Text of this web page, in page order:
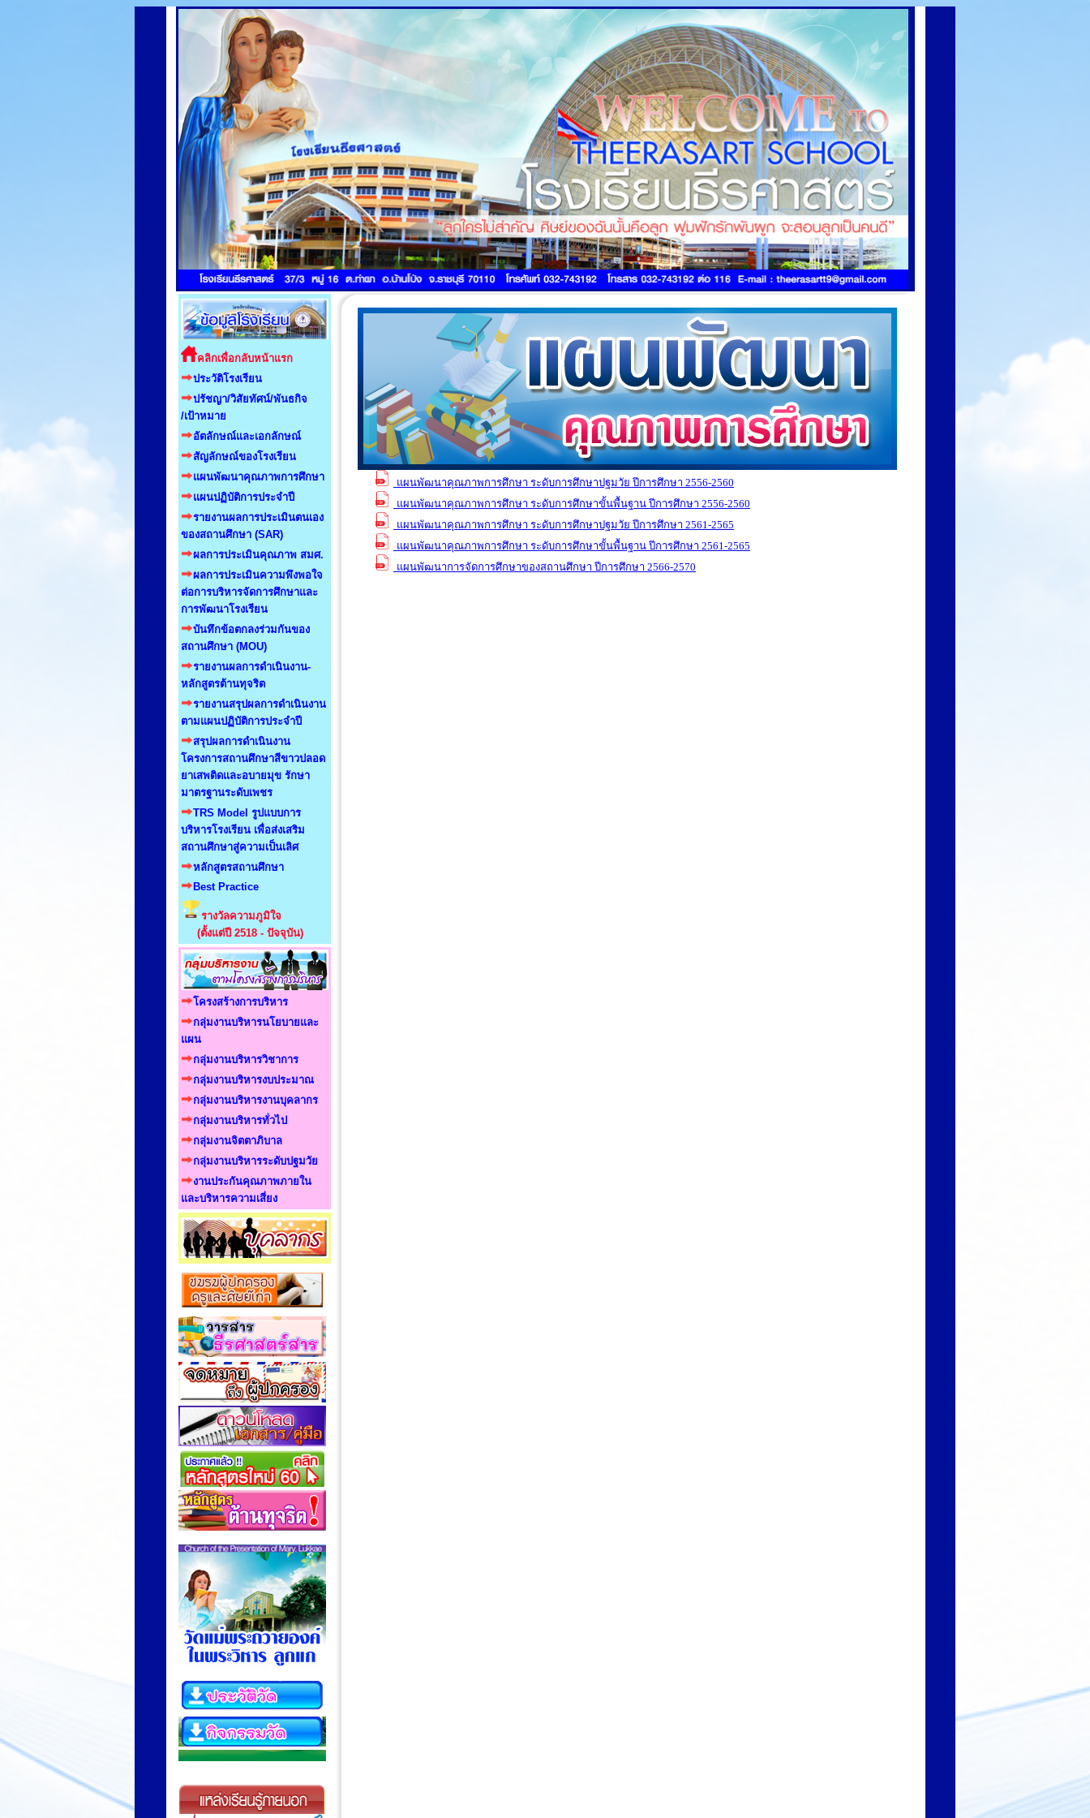
คลิกเพื่อกลับหน้าแรก
ประวัติโรงเรียน
ปรัชญา/วิสัยทัศน์/พันธกิจ
/เป้าหมาย
อัตลักษณ์และเอกลักษณ์
สัญลักษณ์ของโรงเรียน
แผนพัฒนาคุณภาพการศึกษา
แผนปฏิบัติการประจำปี
รายงานผลการประเมินตนเอง
ของสถานศึกษา (SAR)
ผลการประเมินคุณภาพ สมศ.
ผลการประเมินความพึงพอใจ
ต่อการบริหารจัดการศึกษาและ
การพัฒนาโรงเรียน
บันทึกข้อตกลงร่วมกันของ
สถานศึกษา (MOU)
รายงานผลการดำเนินงาน-
หลักสูตรต้านทุจริต
รายงานสรุปผลการดำเนินงาน
ตามแผนปฏิบัติการประจำปี
สรุปผลการดำเนินงาน
โครงการสถานศึกษาสีขาวปลอด
ยาเสพติดและอบายมุข รักษา
มาตรฐานระดับเพชร
TRS Model รูปแบบการ
บริหารโรงเรียน เพื่อส่งเสริม
สถานศึกษาสู่ความเป็นเลิศ
หลักสูตรสถานศึกษา
Best Practice
รางวัลความภูมิใจ
(ตั้งแต่ปี 2518 - ปัจจุบัน)
โครงสร้างการบริหาร
กลุ่มงานบริหารนโยบายและ
แผน
กลุ่มงานบริหารวิชาการ
กลุ่มงานบริหารงบประมาณ
กลุ่มงานบริหารงานบุคลากร
กลุ่มงานบริหารทั่วไป
กลุ่มงานจิตตาภิบาล
กลุ่มงานบริหารระดับปฐมวัย
งานประกันคุณภาพภายใน
และบริหารความเสี่ยง
แผนพัฒนาคุณภาพการศึกษา ระดับการศึกษาปฐมวัย ปีการศึกษา 2556-2560
แผนพัฒนาคุณภาพการศึกษา ระดับการศึกษาขั้นพื้นฐาน ปีการศึกษา 2556-2560
แผนพัฒนาคุณภาพการศึกษา ระดับการศึกษาปฐมวัย ปีการศึกษา 2561-2565
แผนพัฒนาคุณภาพการศึกษา ระดับการศึกษาขั้นพื้นฐาน ปีการศึกษา 2561-2565
แผนพัฒนาการจัดการศึกษาของสถานศึกษา ปีการศึกษา 2566-2570